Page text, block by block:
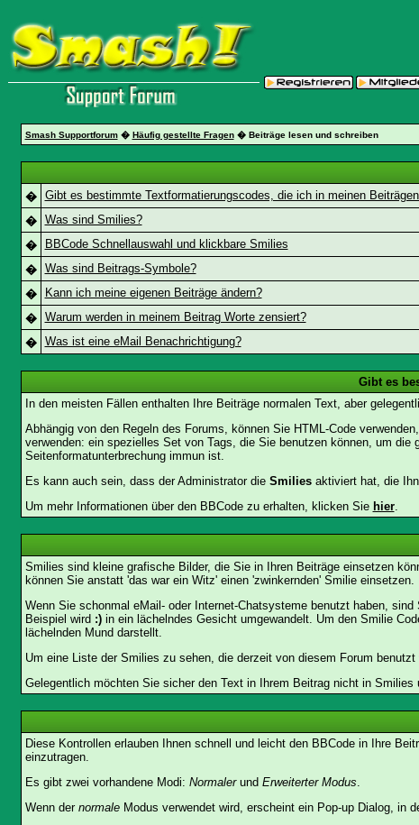
Smash Supportforum� Häufig gestellte Fragen� Beiträge lesen und schreiben
�
Gibt es bestimmte Textformatierungscodes, die ich in meinen
�
Was sind Smilies?
�
BBCode Schnellauswahl und klickbare Smilies
�
Was sind Beitrags-Symbole?
�
Kann ich meine eigenen Beiträge ändern?
�
Warum werden in meinem Beitrag Worte zensiert?
�
Was ist eine eMail Benachrichtigung?
Gibt es
In den meisten Fällen enthalten Ihre Beiträge normalen Text, aber
Abhängig von den Regeln des Forums, können Sie HTML-Code
verwenden: ein spezielles Set von Tags, die Sie benutzen können, um
Seitenformatunterbrechung immun ist.
Es kann auch sein, dass der Administrator die Smiliesaktiviert hat, die
Um mehr Informationen über den BBCode zu erhalten, klicken Sie hier.
Smilies sind kleine grafische Bilder, die Sie in Ihren Beiträge einsetzen
können Sie anstatt 'das war ein Witz' einen 'zwinkernden' Smilie einsetzen.
Wenn Sie schonmal eMail- oder Internet-Chatsysteme benutzt haben,
Beispiel wird :)in ein lächelndes Gesicht umgewandelt. Um den Smilie
lächelnden Mund darstellt.
Um eine Liste der Smilies zu sehen, die derzeit von diesem Forum
Gelegentlich möchten Sie sicher den Text in Ihrem Beitrag nicht in
Diese Kontrollen erlauben Ihnen schnell und leicht den BBCode in Ihre
einzutragen.
Es gibt zwei vorhandene Modi: Normalerund Erweiterter Modus.
Wenn der normaleModus verwendet wird, erscheint ein Pop-up Dialog, in